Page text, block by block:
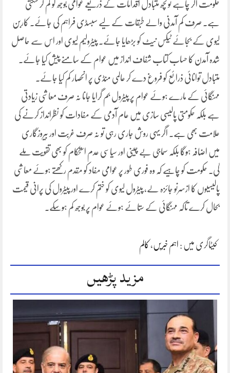
حکومت اگر چاہے تو کچھ متبادل اقدامات کے ذریعے عوامی بوجھ کو کم کر سکتی
ہے۔ صرف کم آمدنی والے طبقات کے لیے سبسڈی فراہم کی جائے۔ کاربن
لیوی کے بجائے ٹیکس نیٹ کو بڑھایا جائے۔ پیٹرولیم لیوی اور اس سے حاصل
شدہ آمدن کا حساب کتاب شفاف انداز میں عوام کے سامنے پیش کیا جائے۔
متبادل توانائی ذرائع کو فروغ دے کر عالمی منڈی پر انحصار کم کیا جائے۔
مہنگائی کے مارے ہوئے عوام پر پیٹرول بم گرایا جانا نہ صرف معاشی زیادتی
ہے بلکہ حکومتی پالیسی سازی میں عام آدمی کے مفادات کو نظرانداز کرنے کی
علامت بھی ہے۔ اگر یہی روش جاری رہی تو نہ صرف غربت اور بیروزگاری
میں اضافہ ہوگا بلکہ سماجی بے چینی اور سیاسی عدم استحکام کو بھی تقویت ملے
گی۔ حکومت کو چاہیے کہ وہ فوری طور پر عوامی مفاد کو مقدم رکھتے ہوئے معاشی
پالیسیوں کا ازسرنو جائزہ لے، پیٹرول لیوی کو ختم کرے اور پیٹرول کی پرانی قیمت
بحال کرے تاکہ مہنگائی کے ستائے ہوئے عوام پر بوجھ کم ہوسکے۔
کیٹاگری میں : اہم خبریں ، کالم
مزید پڑھیں